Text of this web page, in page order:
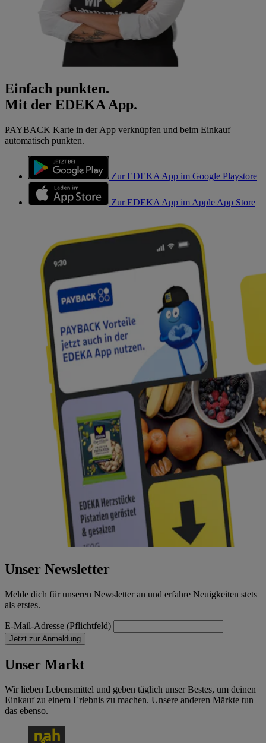
Einfach punkten.
Mit der EDEKA App.
PAYBACK Karte in der App verknüpfen und beim Einkauf
automatisch punkten.
Zur EDEKA App im Google Playstore
Zur EDEKA App im Apple App Store
Unser Newsletter
Melde dich für unseren Newsletter an und erfahre Neuigkeiten stets
als erstes.
E-Mail-Adresse (Pflichtfeld)
Jetzt zur Anmeldung
Unser Markt
Wir lieben Lebensmittel und geben täglich unser Bestes, um deinen
Einkauf zu einem Erlebnis zu machen. Unsere anderen Märkte tun
das ebenso.